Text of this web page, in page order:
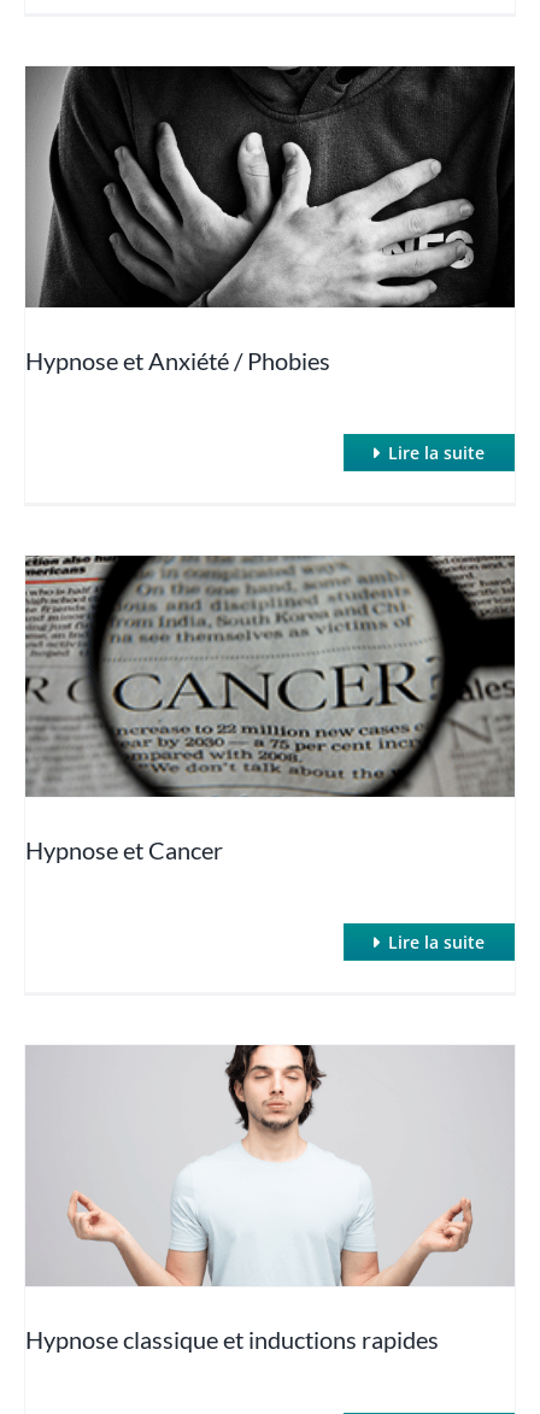
Hypnose et Anxiété / Phobies
Lire la suite
Hypnose et Cancer
Lire la suite
Hypnose classique et inductions rapides